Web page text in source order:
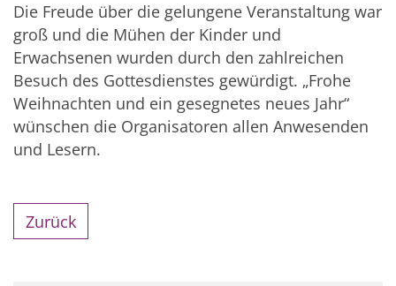
Die Freude über die gelungene Veranstaltung war
groß und die Mühen der Kinder und
Erwachsenen wurden durch den zahlreichen
Besuch des Gottesdienstes gewürdigt. „Frohe
Weihnachten und ein gesegnetes neues Jahr“
wünschen die Organisatoren allen Anwesenden
und Lesern.
Zurück